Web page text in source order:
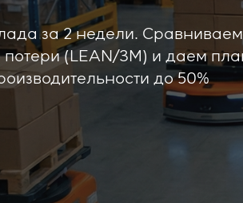
за 2 недели.
(LEAN/3M) и даем
до 50%